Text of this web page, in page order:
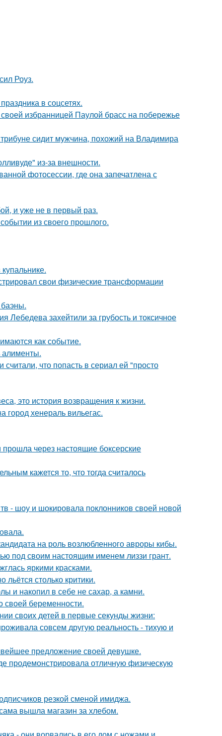
Роуз.
в соцсетях.
избранницей Паулой брасс на побережье
сидит мужчина, похожий на Владимира
из-за внешности.
фотосессии, где она запечатлена с
и уже не в первый раз.
из своего прошлого.
свои физические трансформации
захейтили за грубость и токсичное
как событие.
алименты.
что попасть в сериал ей "просто
это история возвращения к жизни.
хенераль вильегас.
через настоящие боксерские
кажется то, что тогда считалось
- шоу и шокировала поклонников своей новой
на роль возлюбленного авроры кибы.
под своим настоящим именем лиззи грант.
яркими красками.
столько критики.
и накопил в себе не сахар, а камни.
беременности.
своих детей в первые секунды жизни:
совсем другую реальность - тихую и
предложение своей девушке.
продемонстрировала отличную физическую
резкой сменой имиджа.
вышла магазин за хлебом.